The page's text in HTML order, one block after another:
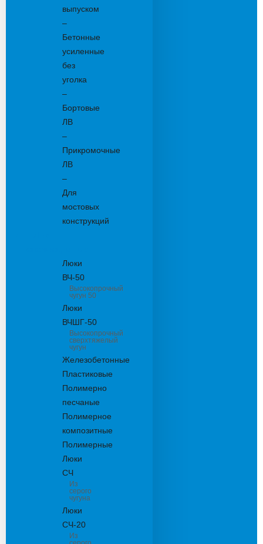
выпуском
–
Бетонные
усиленные
без
уголка
–
Бортовые
ЛВ
–
Прикромочные
ЛВ
–
Для
мостовых
конструкций
Люки
ВЧ-50
Высокопрочный
чугун 50
Люки
ВЧШГ-50
Высокопрочный
сверхтяжелый
чугун
Железобетонные
Пластиковые
Полимерно
песчаные
Полимерное
композитные
Полимерные
Люки
СЧ
Из
серого
чугуна
Люки
СЧ-20
Из